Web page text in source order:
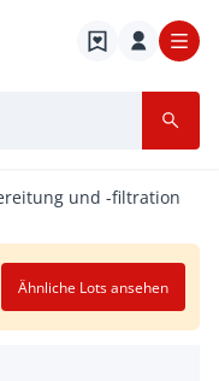
und -filtration
Ähnliche Lots ansehen